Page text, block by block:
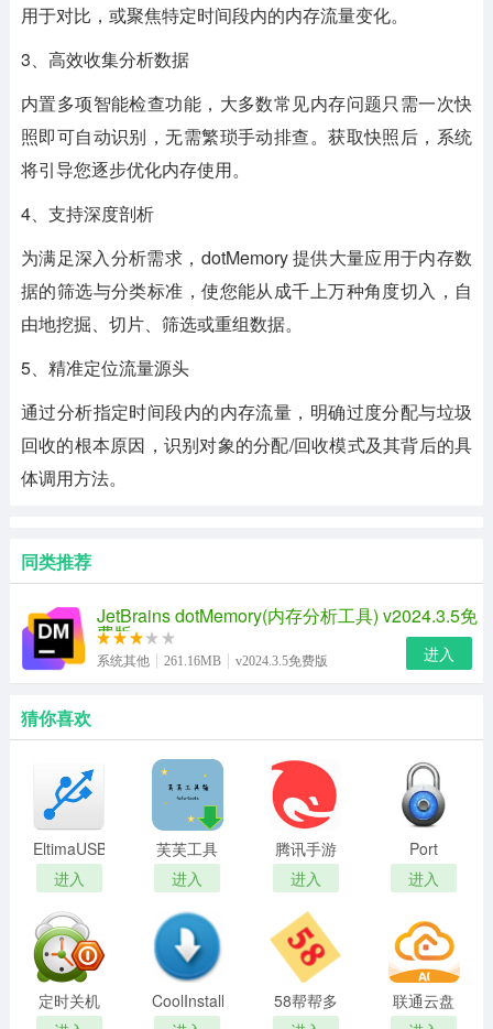
用于对比，或聚焦特定时间段内的内存流量变化。
3、高效收集分析数据
内置多项智能检查功能，大多数常见内存问题只需一次快
照即可自动识别，无需繁琐手动排查。获取快照后，系统
将引导您逐步优化内存使用。
4、支持深度剖析
为满足深入分析需求，dotMemory 提供大量应用于内存数
据的筛选与分类标准，使您能从成千上万种角度切入，自
由地挖掘、切片、筛选或重组数据。
5、精准定位流量源头
通过分析指定时间段内的内存流量，明确过度分配与垃圾
回收的根本原因，识别对象的分配/回收模式及其背后的具
体调用方法。
同类推荐
JetBrains dotMemory(内存分析工具) v2024.3.5免
费版
系统其他 261.16MB v2024.3.5免费版 进入
猜你喜欢
EltimaUSBNetworkGate(USB
设备共享
软件)
进入
芙芙工具
箱(免费开
源)
进入
腾讯手游
助手最新
版
进入
Port
Locker(USB
接口加密
工具)
进入
定时关机
CoolInstall
58帮帮多
联通云盘